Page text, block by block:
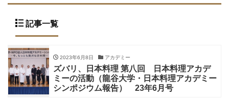
記事一覧
2023年6月8日 アカデミー
ズバリ、日本料理 第八回 日本料理アカデ
ミーの活動（龍谷大学・日本料理アカデミー
シンポジウム報告） 23年6月号